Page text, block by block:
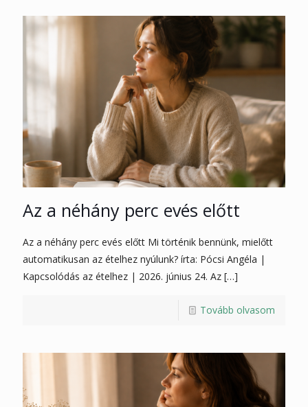
Az a néhány perc evés előtt
Az a néhány perc evés előtt Mi történik bennünk, mielőtt
automatikusan az ételhez nyúlunk? írta: Pócsi Angéla |
Kapcsolódás az ételhez | 2026. június 24. Az […]
Tovább olvasom